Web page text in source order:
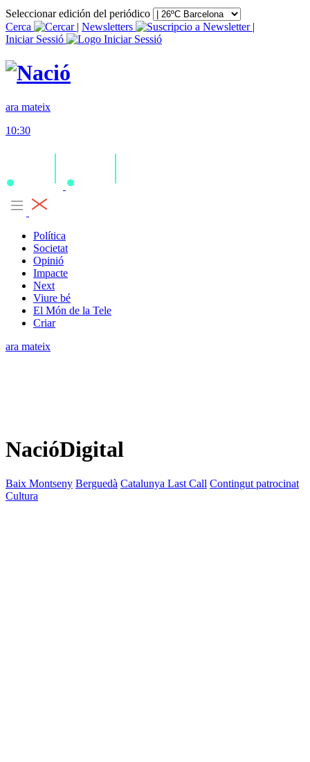
Seleccionar edición del periódico
Cerca
| Newsletters
|
Iniciar Sessió
ara mateix
10:30
Política
Societat
Opinió
Impacte
Next
Viure bé
El Món de la Tele
Criar
ara mateix
NacióDigital
Baix Montseny Berguedà Catalunya Last Call Contingut patrocinat
Cultura